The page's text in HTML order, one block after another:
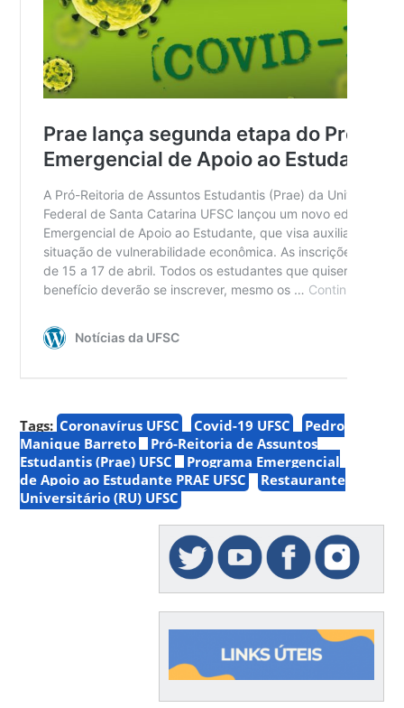
Tags: Coronavírus UFSC Covid-19 UFSC
Pedro
Manique Barreto
Pró-Reitoria de Assuntos
Estudantis (Prae) UFSC
Programa Emergencial
de Apoio ao Estudante PRAE UFSC
Restaurante
Universitário (RU) UFSC